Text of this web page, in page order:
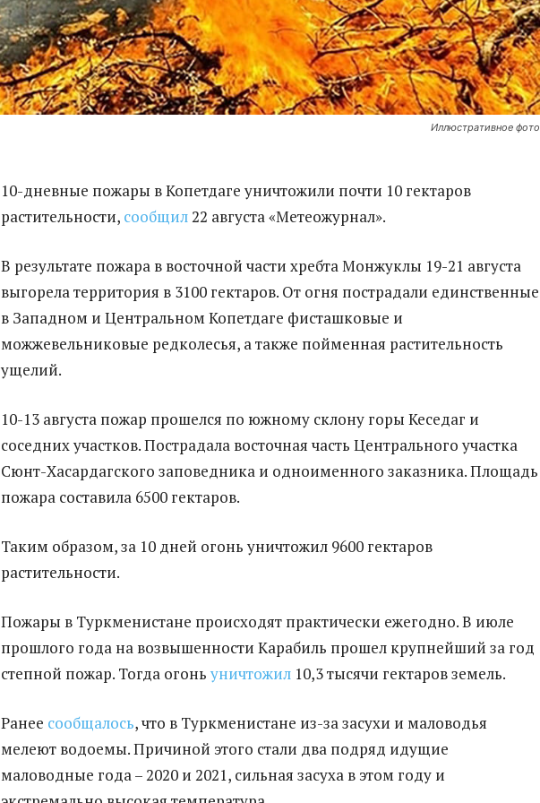
Иллюстративное фото
10-дневные пожары в Копетдаге уничтожили почти 10 гектаров
растительности, сообщил22 августа «Метеожурнал».
В результате пожара в восточной части хребта Монжуклы 19-21 августа
выгорела территория в 3100 гектаров. От огня пострадали единственные
в Западном и Центральном Копетдаге фисташковые и
можжевельниковые редколесья, а также пойменная растительность
ущелий.
10-13 августа пожар прошелся по южному склону горы Кеседаг и
соседних участков. Пострадала восточная часть Центрального участка
Сюнт-Хасардагского заповедника и одноименного заказника. Площадь
пожара составила 6500 гектаров.
Таким образом, за 10 дней огонь уничтожил 9600 гектаров
растительности.
Пожары в Туркменистане происходят практически ежегодно. В июле
прошлого года на возвышенности Карабиль прошел крупнейший за год
степной пожар. Тогда огонь уничтожил 10,3 тысячи гектаров земель.
Ранее сообщалось, что в Туркменистане из-за засухи и маловодья
мелеют водоемы. Причиной этого стали два подряд идущие
маловодные года – 2020 и 2021, сильная засуха в этом году и